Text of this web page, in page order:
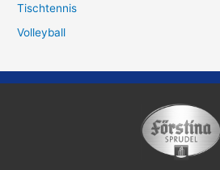
Tischtennis
Volleyball